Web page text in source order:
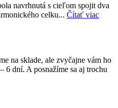
navrhnutá s cieľom spojit dva
celku... Čítať viac
na sklade, ale zvyčajne vám ho
6 dní. A posnažíme sa aj trochu